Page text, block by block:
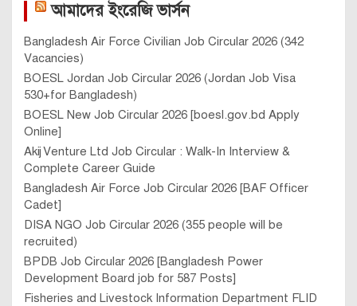
আমাদের ইংরেজি ভার্সন
Bangladesh Air Force Civilian Job Circular 2026 (342
Vacancies)
BOESL Jordan Job Circular 2026 (Jordan Job Visa
530+for Bangladesh)
BOESL New Job Circular 2026 [boesl.gov.bd Apply
Online]
Akij Venture Ltd Job Circular : Walk-In Interview &
Complete Career Guide
Bangladesh Air Force Job Circular 2026 [BAF Officer
Cadet]
DISA NGO Job Circular 2026 (355 people will be
recruited)
BPDB Job Circular 2026 [Bangladesh Power
Development Board job for 587 Posts]
Fisheries and Livestock Information Department FLID